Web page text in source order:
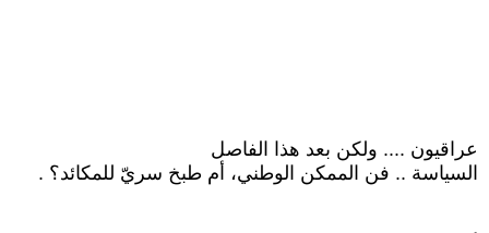
عراقيون .... ولكن بعد هذا الفاصل
السياسة .. فن الممكن الوطني، أم طبخ سريّ للمكائد؟ .